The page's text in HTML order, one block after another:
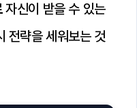
자신이 받을 수 있는
전략을 세워보는 것